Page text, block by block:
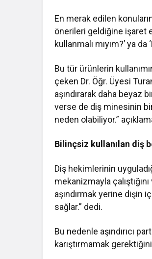
En merak edilen
önerileri geldiğine işaret
kullanmalı mıyım?’ ya
Bu tür ürünlerin
çeken Dr. Öğr. Üyesi
aşındırarak daha beyaz
verse de diş minesinin bir
neden olabiliyor.”
Bilinçsiz kullanılan diş
Diş hekimlerinin
mekanizmayla
aşındırmak yerine dişin
sağlar.” dedi.
Bu nedenle aşındırıcı
karıştırmamak